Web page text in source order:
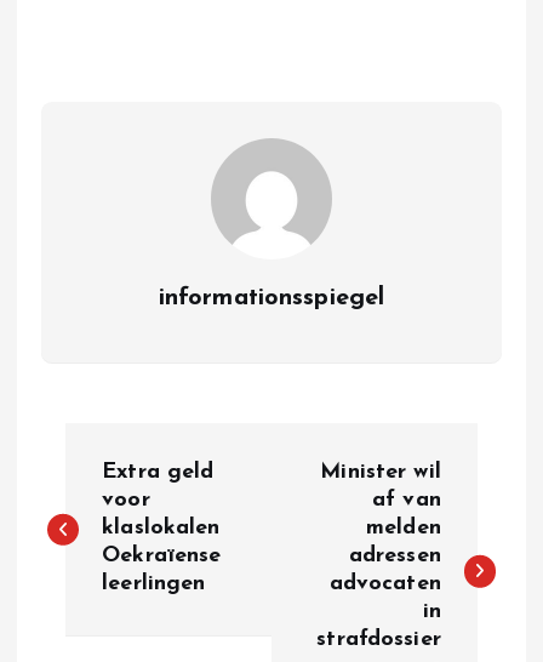
informationsspiegel
o
Extra geld
voor
klaslokalen
Oekraïense
leerlingen
Minister wil
af van
melden
adressen
advocaten
in
strafdossier